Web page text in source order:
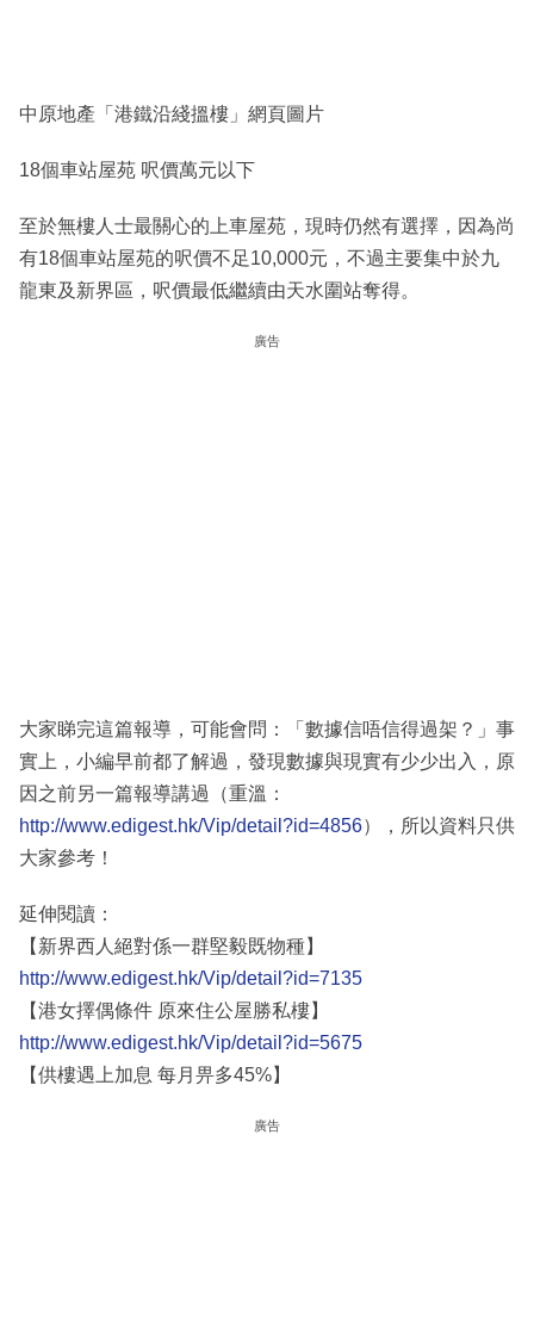
中原地產「港鐵沿綫搵樓」網頁圖片
18個車站屋苑 呎價萬元以下
至於無樓人士最關心的上車屋苑，現時仍然有選擇，因為尚
有18個車站屋苑的呎價不足10,000元，不過主要集中於九
龍東及新界區，呎價最低繼續由天水圍站奪得。
廣告
大家睇完這篇報導，可能會問：「數據信唔信得過架？」事
實上，小編早前都了解過，發現數據與現實有少少出入，原
因之前另一篇報導講過（重溫：
http://www.edigest.hk/Vip/detail?id=4856），所以資料只供
大家參考！
延伸閱讀：
【新界西人絕對係一群堅毅既物種】
http://www.edigest.hk/Vip/detail?id=7135
【港女擇偶條件 原來住公屋勝私樓】
http://www.edigest.hk/Vip/detail?id=5675
【供樓遇上加息 每月畀多45%】
廣告